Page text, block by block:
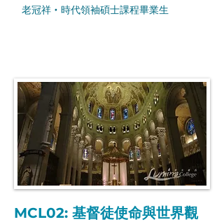
老冠祥 • 時代領袖碩士課程畢業生
MCL02: 基督徒使命與世界觀